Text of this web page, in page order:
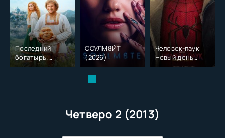
Последний
богатырь.
Колобок (2026)
СОУЛМ8ЙТ
(2026)
Человек-паук:
Новый день
(2026)
Четверо 2 (2013)